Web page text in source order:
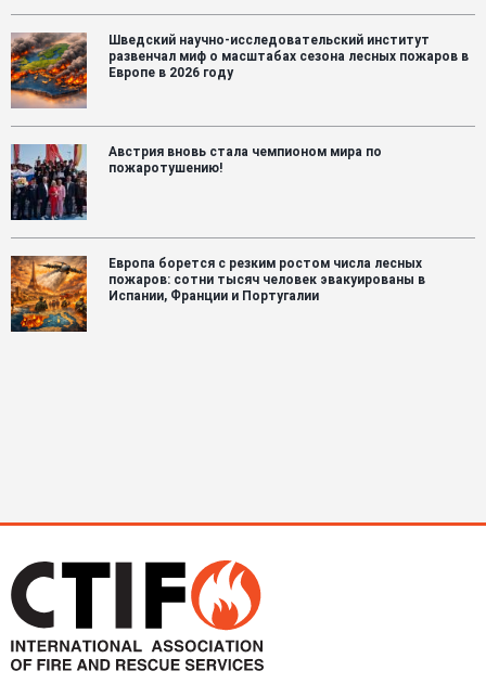
Шведский научно-исследовательский институт
развенчал миф о масштабах сезона лесных пожаров в
Европе в 2026 году
Австрия вновь стала чемпионом мира по
пожаротушению!
Европа борется с резким ростом числа лесных
пожаров: сотни тысяч человек эвакуированы в
Испании, Франции и Португалии